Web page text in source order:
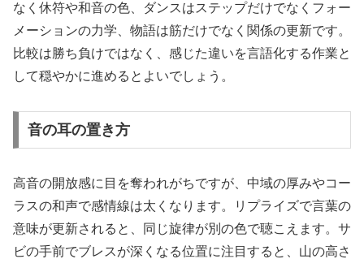
なく休符や和音の色、ダンスはステップだけでなくフォー
メーションの力学、物語は筋だけでなく関係の更新です。
比較は勝ち負けではなく、感じた違いを言語化する作業と
して穏やかに進めるとよいでしょう。
音の耳の置き方
高音の開放感に目を奪われがちですが、中域の厚みやコー
ラスの和声で感情線は太くなります。リプライズで言葉の
意味が更新されると、同じ旋律が別の色で聴こえます。サ
ビの手前でブレスが深くなる位置に注目すると、山の高さ